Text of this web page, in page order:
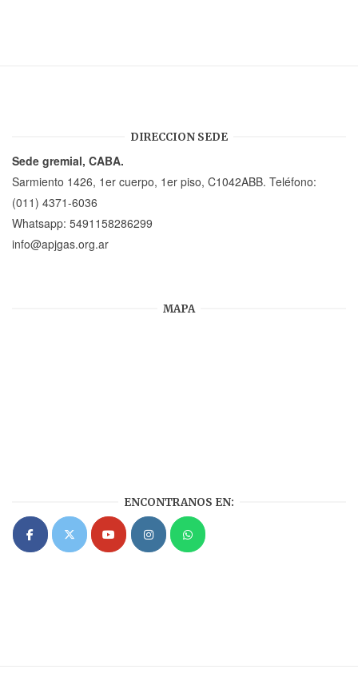
DIRECCION SEDE
Sede gremial, CABA.
Sarmiento 1426, 1er cuerpo, 1er piso, C1042ABB. Teléfono:
(011) 4371-6036
Whatsapp: 5491158286299
info@apjgas.org.ar
MAPA
ENCONTRANOS EN: